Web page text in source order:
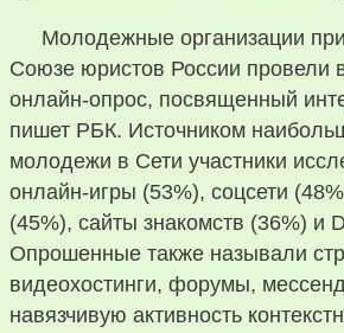
Молодежные организации
Союзе юристов России провели
онлайн-опрос, посвященный
пишет РБК. Источником
молодежи в Сети участники
онлайн-игры (53%), соцсети
(45%), сайты знакомств (36%) и
Опрошенные также называли
видеохостинги, форумы,
навязчивую активность